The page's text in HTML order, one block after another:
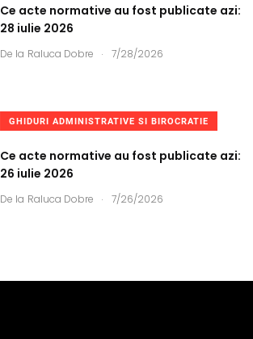
Ce acte normative au fost publicate azi:
28 iulie 2026
De la Raluca Dobre . 7/28/2026
GHIDURI ADMINISTRATIVE SI BIROCRATIE
Ce acte normative au fost publicate azi:
26 iulie 2026
De la Raluca Dobre . 7/26/2026